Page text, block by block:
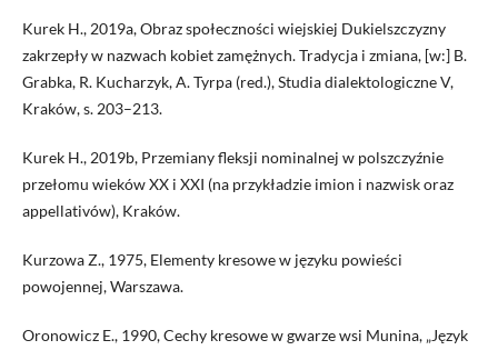
Kurek H., 2019a, Obraz społeczności wiejskiej Dukielszczyzny
zakrzepły w nazwach kobiet zamężnych. Tradycja i zmiana, [w:] B.
Grabka, R. Kucharzyk, A. Tyrpa (red.), Studia dialektologiczne V,
Kraków, s. 203–213.
Kurek H., 2019b, Przemiany fleksji nominalnej w polszczyźnie
przełomu wieków XX i XXI (na przykładzie imion i nazwisk oraz
appellativów), Kraków.
Kurzowa Z., 1975, Elementy kresowe w języku powieści
powojennej, Warszawa.
Oronowicz E., 1990, Cechy kresowe w gwarze wsi Munina, „Język